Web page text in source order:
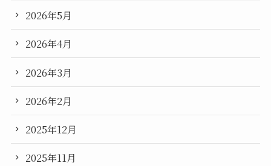
2026年5月
2026年4月
2026年3月
2026年2月
2025年12月
2025年11月